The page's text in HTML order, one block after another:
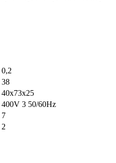
0,2
38
40x73x25
400V 3 50/60Hz
7
2